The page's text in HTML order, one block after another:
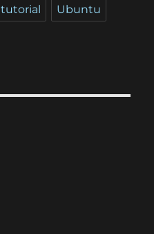
tutorial Ubuntu